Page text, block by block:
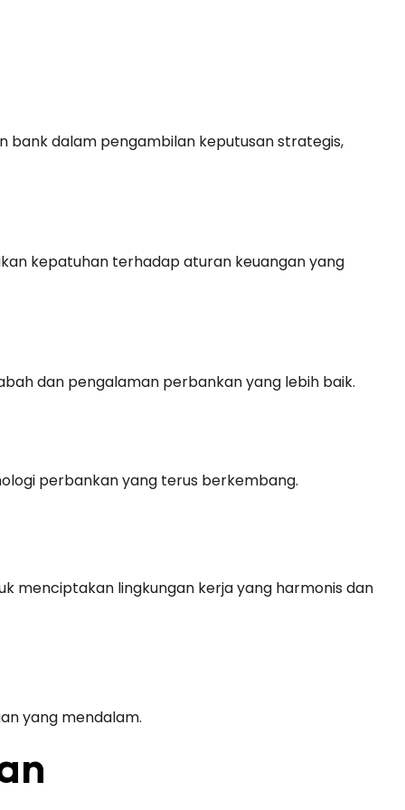
bank dalam pengambilan keputusan strategis,
kepatuhan terhadap aturan keuangan yang
dan pengalaman perbankan yang lebih baik.
perbankan yang terus berkembang.
menciptakan lingkungan kerja yang harmonis dan
yang mendalam.